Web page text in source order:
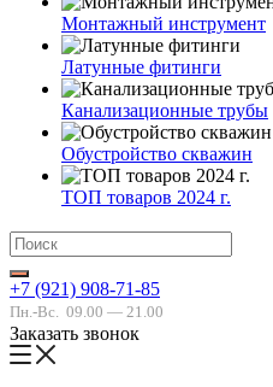
Монтажный инструмент
Латунные фитинги
Канализационные трубы
Обустройство скважин
ТОП товаров 2024 г.
+7 (921) 908-71-85
Пн.-Вс. 09.00 — 21.00
Заказать звонок